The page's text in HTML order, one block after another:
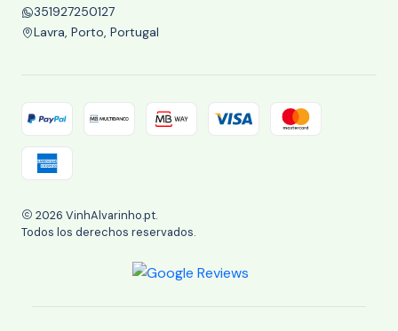
351927250127
Lavra, Porto, Portugal
2026 VinhAlvarinho.pt.
Todos los derechos reservados.